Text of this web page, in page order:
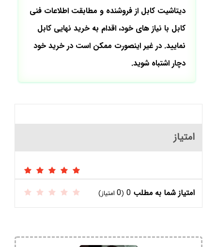
دیتاشیت کابل از فروشنده و مطابقت اطلاعات فنی
کابل با نیاز های خود، اقدام به خرید نهایی کابل
نمایید. در غیر اینصورت ممکن است در خرید خود
دچار اشتباه شوید.
امتیاز
امتیاز شما به مطلب 0
(
0 امتیاز)